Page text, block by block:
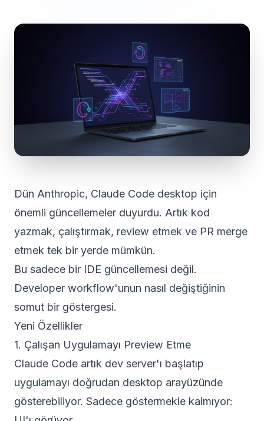
Dün Anthropic, Claude Code desktop için
önemli güncellemeler duyurdu. Artık kod
yazmak, çalıştırmak, review etmek ve PR merge
etmek tek bir yerde mümkün.
Bu sadece bir IDE güncellemesi değil.
Developer workflow'unun nasıl değiştiğinin
somut bir göstergesi.
Yeni Özellikler
1. Çalışan Uygulamayı Preview Etme
Claude Code artık dev server'ı başlatıp
uygulamayı doğrudan desktop arayüzünde
gösterebiliyor. Sadece göstermekle kalmıyor: